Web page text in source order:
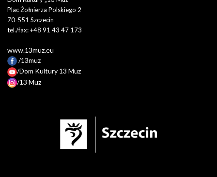
Plac Żołnierza Polskiego 2
70-551 Szczecin
tel./fax: +48 91 43 47 173
www.13muz.eu
/13muz
/Dom Kultury 13 Muz
/13 Muz